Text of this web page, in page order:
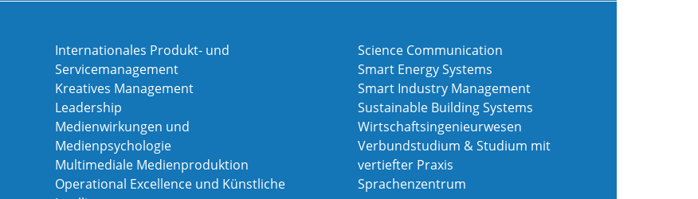
Internationales Produkt- und
Servicemanagement
Kreatives Management
Leadership
Medienwirkungen und
Medienpsychologie
Multimediale Medienproduktion
Operational Excellence und Künstliche
Science Communication
Smart Energy Systems
Smart Industry Management
Sustainable Building Systems
Wirtschaftsingenieurwesen
Verbundstudium & Studium mit
vertiefter Praxis
Sprachenzentrum